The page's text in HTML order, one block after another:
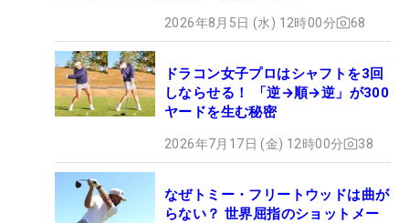
2026年8月5日 (水) 12時00分 68
ドラコン女子プロはシャフトを3回
しならせる！ 「逆→順→逆」が300
ヤードを生む秘密
2026年7月17日 (金) 12時00分 38
なぜトミー・フリートウッドは曲が
らない？ 世界屈指のショットメー